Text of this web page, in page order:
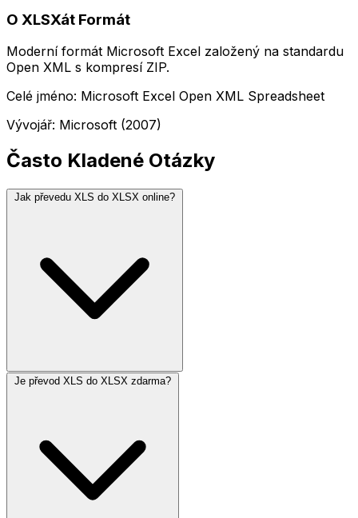
O XLSXát Formát
Moderní formát Microsoft Excel založený na standardu
Open XML s kompresí ZIP.
Celé jméno: Microsoft Excel Open XML Spreadsheet
Vývojář: Microsoft (2007)
Často Kladené Otázky
Jak převedu XLS do XLSX online?
Je převod XLS do XLSX zdarma?